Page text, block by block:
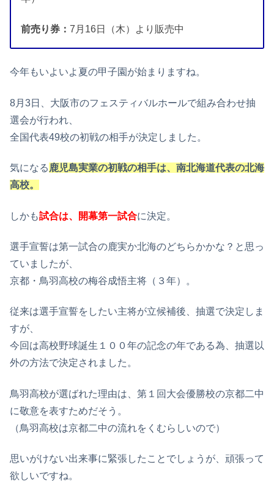
前売り券： 7月16日（木）より販売中
今年もいよいよ夏の甲子園が始まりますね。
8月3日、大阪市のフェスティバルホールで組み合わせ抽
選会が行われ、
全国代表49校の初戦の相手が決定しました。
気になる 鹿児島実業の初戦の相手は、南北海道代表の北海
高校。
しかも試合は、開幕第一試合に決定。
選手宣誓は第一試合の鹿実か北海のどちらかかな？と思っ
ていましたが、
京都・鳥羽高校の梅谷成悟主将（３年）。
従来は選手宣誓をしたい主将が立候補後、抽選で決定しま
すが、
今回は高校野球誕生１００年の記念の年である為、抽選以
外の方法で決定されました。
鳥羽高校が選ばれた理由は、第１回大会優勝校の京都二中
に敬意を表すためだそう。
（鳥羽高校は京都二中の流れをくむらしいので）
思いがけない出来事に緊張したことでしょうが、頑張って
欲しいですね。